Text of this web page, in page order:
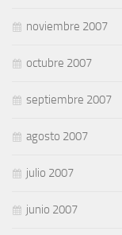
noviembre 2007
octubre 2007
septiembre 2007
agosto 2007
julio 2007
junio 2007